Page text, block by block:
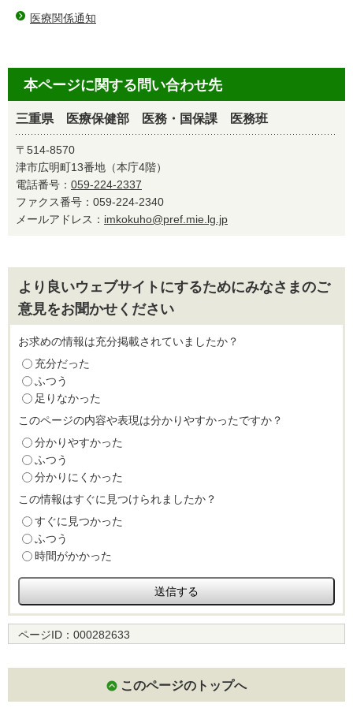
医療関係通知
本ページに関する問い合わせ先
三重県 医療保健部 医務・国保課 医務班
〒514-8570
津市広明町13番地（本庁4階）
電話番号： 059-224-2337
ファクス番号：059-224-2340
メールアドレス： imkokuho@pref.mie.lg.jp
より良いウェブサイトにするためにみなさまのご
意見をお聞かせください
お求めの情報は充分掲載されていましたか？
充分だった
ふつう
足りなかった
このページの内容や表現は分かりやすかったですか？
分かりやすかった
ふつう
分かりにくかった
この情報はすぐに見つけられましたか？
すぐに見つかった
ふつう
時間がかかった
ページID： 000282633
このページのトップへ